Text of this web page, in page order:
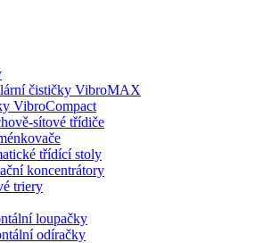
čističky VibroMAX
VibroCompact
sítové třídiče
třídící stoly
koncentrátory
triery
loupačky
odíračky